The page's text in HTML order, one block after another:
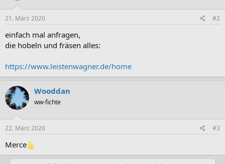
21. März 2020 #2
einfach mal anfragen,
die hobeln und fräsen alles:
https://www.leistenwagner.de/home
Wooddan
ww-fichte
22. März 2020 #3
Merce